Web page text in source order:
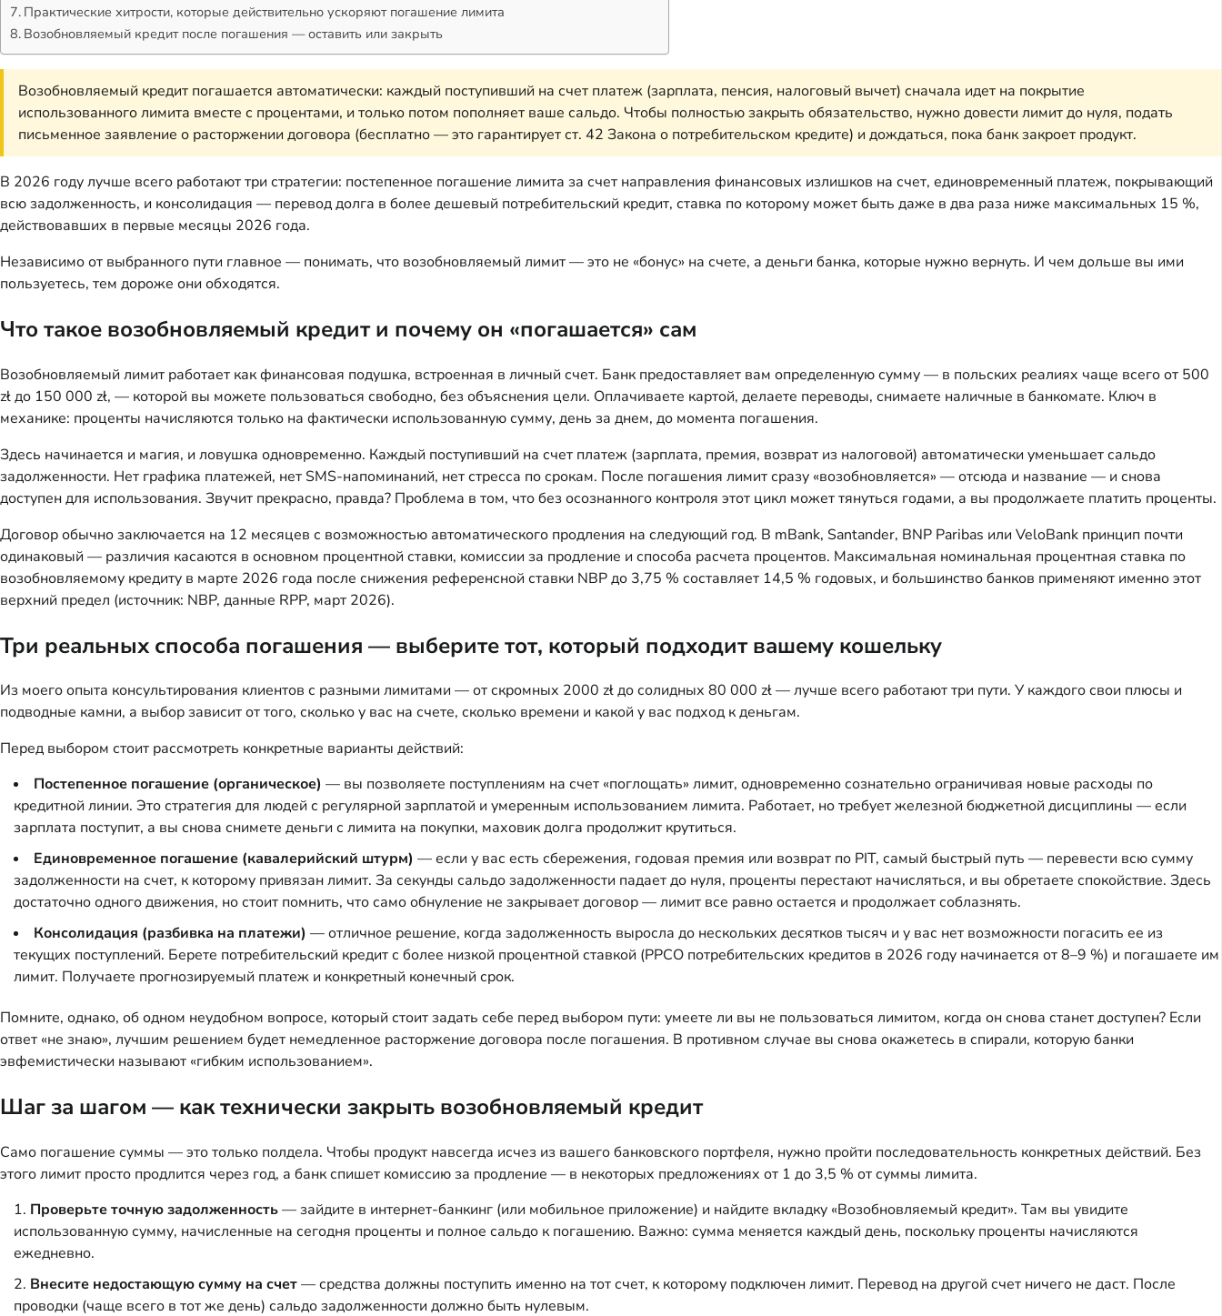
Практические хитрости, которые действительно ускоряют погашение лимита
Возобновляемый кредит после погашения — оставить или закрыть
Возобновляемый кредит погашается автоматически: каждый поступивший на счет платеж (зарплата, пенсия, налоговый вычет) сначала идет на покрытие
использованного лимита вместе с процентами, и только потом пополняет ваше сальдо. Чтобы полностью закрыть обязательство, нужно довести лимит до нуля, подать
письменное заявление о расторжении договора (бесплатно — это гарантирует ст. 42 Закона о потребительском кредите) и дождаться, пока банк закроет продукт.
В 2026 году лучше всего работают три стратегии: постепенное погашение лимита за счет направления финансовых излишков на счет, единовременный платеж, покрывающий
всю задолженность, и консолидация — перевод долга в более дешевый потребительский кредит, ставка по которому может быть даже в два раза ниже максимальных 15 %,
действовавших в первые месяцы 2026 года.
Независимо от выбранного пути главное — понимать, что возобновляемый лимит — это не «бонус» на счете, а деньги банка, которые нужно вернуть. И чем дольше вы ими
пользуетесь, тем дороже они обходятся.
Что такое возобновляемый кредит и почему он «погашается» сам
Возобновляемый лимит работает как финансовая подушка, встроенная в личный счет. Банк предоставляет вам определенную сумму — в польских реалиях чаще всего от 500
zł до 150 000 zł, — которой вы можете пользоваться свободно, без объяснения цели. Оплачиваете картой, делаете переводы, снимаете наличные в банкомате. Ключ в
механике: проценты начисляются только на фактически использованную сумму, день за днем, до момента погашения.
Здесь начинается и магия, и ловушка одновременно. Каждый поступивший на счет платеж (зарплата, премия, возврат из налоговой) автоматически уменьшает сальдо
задолженности. Нет графика платежей, нет SMS-напоминаний, нет стресса по срокам. После погашения лимит сразу «возобновляется» — отсюда и название — и снова
доступен для использования. Звучит прекрасно, правда? Проблема в том, что без осознанного контроля этот цикл может тянуться годами, а вы продолжаете платить проценты.
Договор обычно заключается на 12 месяцев с возможностью автоматического продления на следующий год. В mBank, Santander, BNP Paribas или VeloBank принцип почти
одинаковый — различия касаются в основном процентной ставки, комиссии за продление и способа расчета процентов. Максимальная номинальная процентная ставка по
возобновляемому кредиту в марте 2026 года после снижения референсной ставки NBP до 3,75 % составляет 14,5 % годовых, и большинство банков применяют именно этот
верхний предел (источник: NBP, данные RPP, март 2026).
Три реальных способа погашения — выберите тот, который подходит вашему кошельку
Из моего опыта консультирования клиентов с разными лимитами — от скромных 2000 zł до солидных 80 000 zł — лучше всего работают три пути. У каждого свои плюсы и
подводные камни, а выбор зависит от того, сколько у вас на счете, сколько времени и какой у вас подход к деньгам.
Перед выбором стоит рассмотреть конкретные варианты действий:
Постепенное погашение (органическое) — вы позволяете поступлениям на счет «поглощать» лимит, одновременно сознательно ограничивая новые расходы по
кредитной линии. Это стратегия для людей с регулярной зарплатой и умеренным использованием лимита. Работает, но требует железной бюджетной дисциплины — если
зарплата поступит, а вы снова снимете деньги с лимита на покупки, маховик долга продолжит крутиться.
Единовременное погашение (кавалерийский штурм) — если у вас есть сбережения, годовая премия или возврат по PIT, самый быстрый путь — перевести всю сумму
задолженности на счет, к которому привязан лимит. За секунды сальдо задолженности падает до нуля, проценты перестают начисляться, и вы обретаете спокойствие. Здесь
достаточно одного движения, но стоит помнить, что само обнуление не закрывает договор — лимит все равно остается и продолжает соблазнять.
Консолидация (разбивка на платежи) — отличное решение, когда задолженность выросла до нескольких десятков тысяч и у вас нет возможности погасить ее из
текущих поступлений. Берете потребительский кредит с более низкой процентной ставкой (РРСО потребительских кредитов в 2026 году начинается от 8–9 %) и погашаете им
лимит. Получаете прогнозируемый платеж и конкретный конечный срок.
Помните, однако, об одном неудобном вопросе, который стоит задать себе перед выбором пути: умеете ли вы не пользоваться лимитом, когда он снова станет доступен? Если
ответ «не знаю», лучшим решением будет немедленное расторжение договора после погашения. В противном случае вы снова окажетесь в спирали, которую банки
эвфемистически называют «гибким использованием».
Шаг за шагом — как технически закрыть возобновляемый кредит
Само погашение суммы — это только полдела. Чтобы продукт навсегда исчез из вашего банковского портфеля, нужно пройти последовательность конкретных действий. Без
этого лимит просто продлится через год, а банк спишет комиссию за продление — в некоторых предложениях от 1 до 3,5 % от суммы лимита.
Проверьте точную задолженность— зайдите в интернет-банкинг (или мобильное приложение) и найдите вкладку «Возобновляемый кредит». Там вы увидите
использованную сумму, начисленные на сегодня проценты и полное сальдо к погашению. Важно: сумма меняется каждый день, поскольку проценты начисляются
ежедневно.
Внесите недостающую сумму на счет— средства должны поступить именно на тот счет, к которому подключен лимит. Перевод на другой счет ничего не даст. После
проводки (чаще всего в тот же день) сальдо задолженности должно быть нулевым.